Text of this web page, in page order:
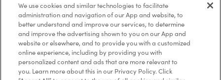
Marques de commerce
Accessibilité
Diagnostic
Contactez-nous
We use cookies and similar technologies to facilitate
administration and navigation of our App and website, to
better understand and improve our services, to determine
and improve the advertising shown to you on our App and
website or elsewhere, and to provide you with a customized
online experience, including by providing you with
personalized content and ads that are more relevant to
you. Learn more about this in our Privacy Policy. Click